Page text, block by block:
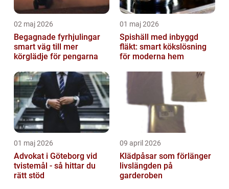
02 maj 2026
Begagnade fyrhjulingar
smart väg till mer
körglädje för pengarna
01 maj 2026
Spishäll med inbyggd
fläkt: smart kökslösning
för moderna hem
01 maj 2026
Advokat i Göteborg vid
tvistemål - så hittar du
rätt stöd
09 april 2026
Klädpåsar som förlänger
livslängden på
garderoben